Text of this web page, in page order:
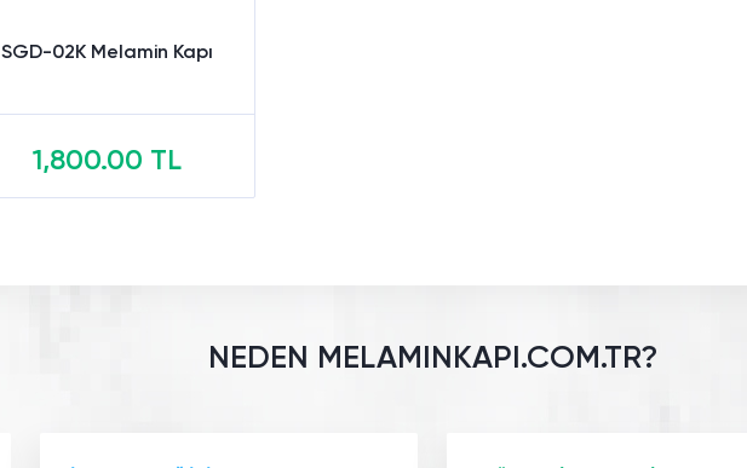
SGD-02K Melamin Kapı
1,800.00 TL
Sepete Ekle
NEDEN MELAMINKAPI.COM.TR?